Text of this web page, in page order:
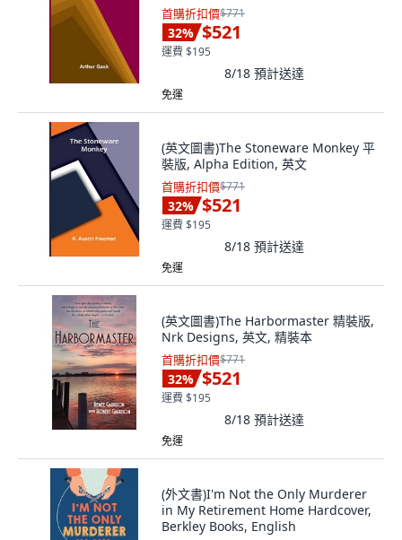
首購折扣價$771
32% $521
運費 $195
8/18 預計送達
免運
(英文圖書)The Stoneware Monkey 平
裝版, Alpha Edition, 英文
首購折扣價$771
32% $521
運費 $195
8/18 預計送達
免運
(英文圖書)The Harbormaster 精裝版,
Nrk Designs, 英文, 精裝本
首購折扣價$771
32% $521
運費 $195
8/18 預計送達
免運
(外文書)I'm Not the Only Murderer
in My Retirement Home Hardcover,
Berkley Books, English